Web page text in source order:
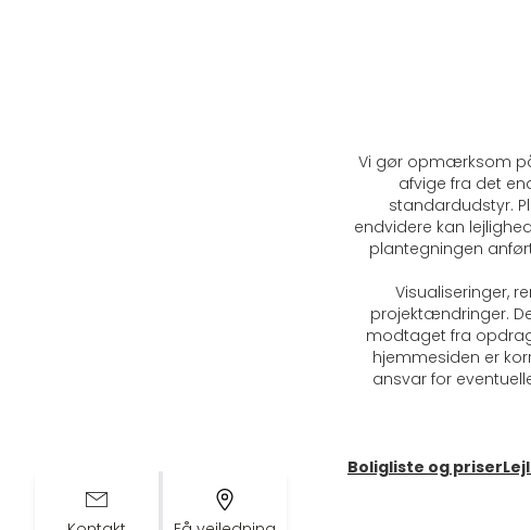
Vi gør opmærksom
afvige fra det
standardudstyr.
endvidere kan
plantegningen
Visualiseringer,
projektændringer.
modtaget fra
hjemmesiden er
ansvar for
Boligliste og priser